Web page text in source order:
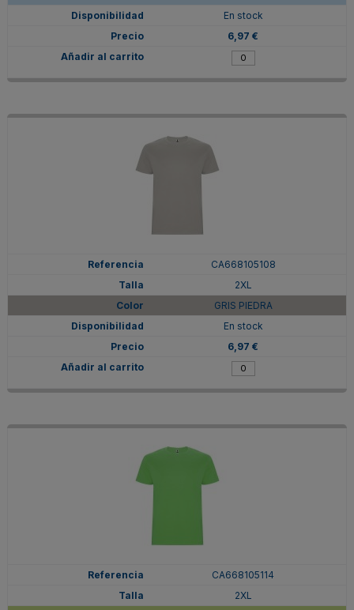
En stock
6,97 €
CA668105108
2XL
GRIS PIEDRA
En stock
6,97 €
CA668105114
2XL